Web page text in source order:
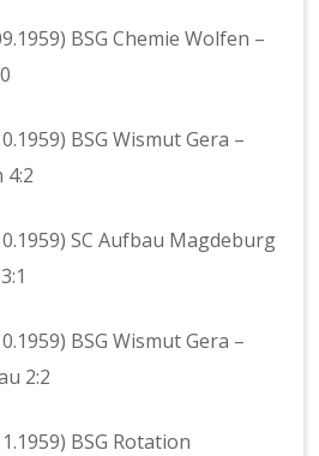
BSG Chemie Wolfen –
BSG Wismut Gera –
4:2
SC Aufbau Magdeburg
BSG Wismut Gera –
2:2
BSG Rotation